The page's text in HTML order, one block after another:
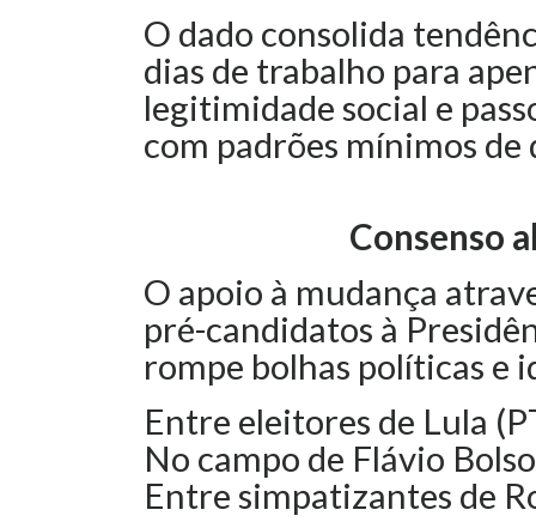
O dado consolida
dias de trabalho para
legitimidade social e
com padrões mínimos de
Consenso
O apoio à mudança
pré-candidatos à
rompe bolhas políticas e
Entre eleitores de Lula
No campo de Flávio
Entre simpatizantes de